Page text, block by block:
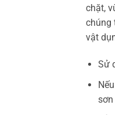
chặt,
chúng
vật
Sử
sơn